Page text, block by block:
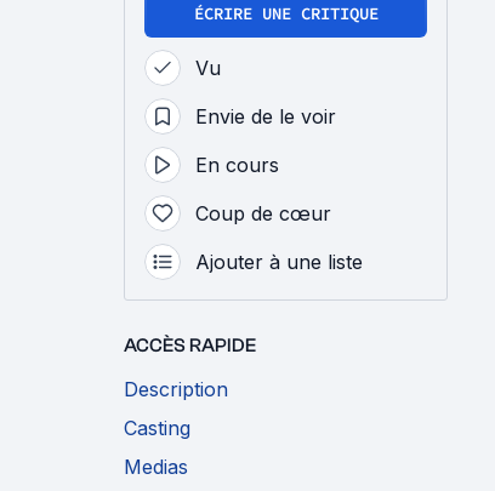
ÉCRIRE UNE CRITIQUE
Vu
Envie de le voir
En cours
Coup de cœur
Ajouter à une liste
ACCÈS RAPIDE
Description
Casting
Medias